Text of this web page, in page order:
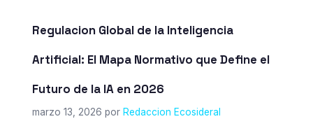
Regulacion Global de la Inteligencia
Artificial: El Mapa Normativo que Define el
Futuro de la IA en 2026
marzo 13, 2026 por Redaccion Ecosideral